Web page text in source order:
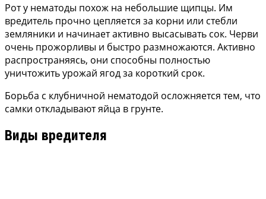
Рот у нематоды похож на небольшие щипцы. Им
вредитель прочно цепляется за корни или стебли
земляники и начинает активно высасывать сок. Черви
очень прожорливы и быстро размножаются. Активно
распространяясь, они способны полностью
уничтожить урожай ягод за короткий срок.
Борьба с клубничной нематодой осложняется тем, что
самки откладывают яйца в грунте.
Виды вредителя